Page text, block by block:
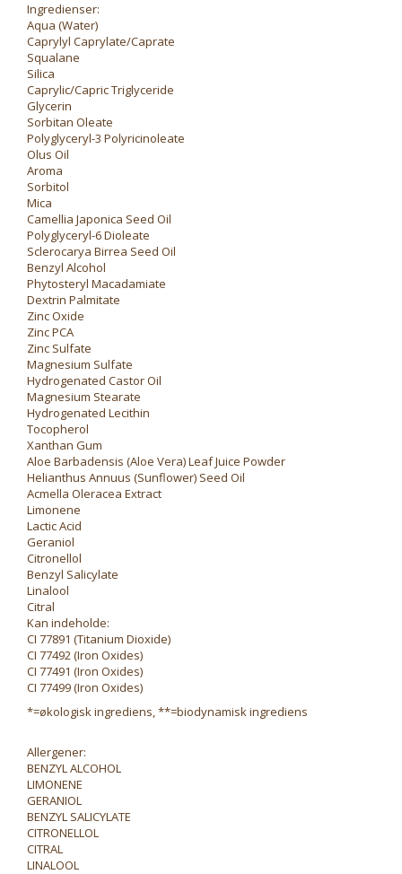
Ingredienser:
Aqua (Water)
Caprylyl Caprylate/Caprate
Squalane
Silica
Caprylic/Capric Triglyceride
Glycerin
Sorbitan Oleate
Polyglyceryl-3 Polyricinoleate
Olus Oil
Aroma
Sorbitol
Mica
Camellia Japonica Seed Oil
Polyglyceryl-6 Dioleate
Sclerocarya Birrea Seed Oil
Benzyl Alcohol
Phytosteryl Macadamiate
Dextrin Palmitate
Zinc Oxide
Zinc PCA
Zinc Sulfate
Magnesium Sulfate
Hydrogenated Castor Oil
Magnesium Stearate
Hydrogenated Lecithin
Tocopherol
Xanthan Gum
Aloe Barbadensis (Aloe Vera) Leaf Juice Powder
Helianthus Annuus (Sunflower) Seed Oil
Acmella Oleracea Extract
Limonene
Lactic Acid
Geraniol
Citronellol
Benzyl Salicylate
Linalool
Citral
Kan indeholde:
CI 77891 (Titanium Dioxide)
CI 77492 (Iron Oxides)
CI 77491 (Iron Oxides)
CI 77499 (Iron Oxides)
*=økologisk ingrediens, **=biodynamisk ingrediens
Allergener:
BENZYL ALCOHOL
LIMONENE
GERANIOL
BENZYL SALICYLATE
CITRONELLOL
CITRAL
LINALOOL